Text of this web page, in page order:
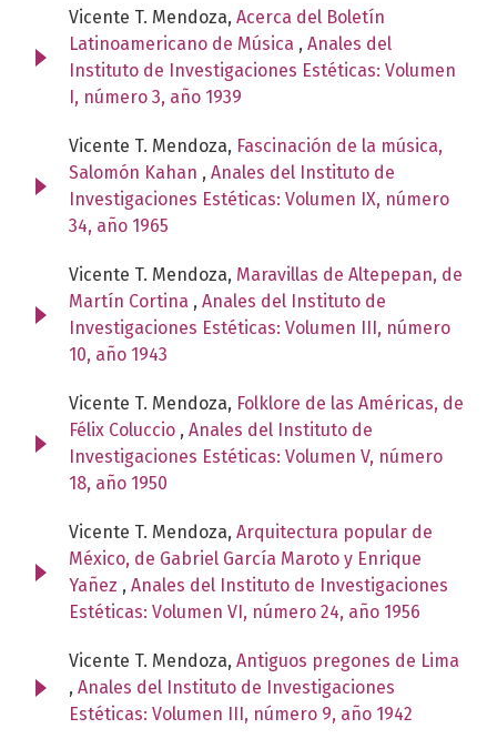
Vicente T. Mendoza, Acerca del Boletín
Latinoamericano de Música , Anales del
Instituto de Investigaciones Estéticas: Volumen
I, número 3, año 1939
Vicente T. Mendoza, Fascinación de la música,
Salomón Kahan , Anales del Instituto de
Investigaciones Estéticas: Volumen IX, número
34, año 1965
Vicente T. Mendoza, Maravillas de Altepepan, de
Martín Cortina , Anales del Instituto de
Investigaciones Estéticas: Volumen III, número
10, año 1943
Vicente T. Mendoza, Folklore de las Américas, de
Félix Coluccio , Anales del Instituto de
Investigaciones Estéticas: Volumen V, número
18, año 1950
Vicente T. Mendoza, Arquitectura popular de
México, de Gabriel García Maroto y Enrique
Yañez , Anales del Instituto de Investigaciones
Estéticas: Volumen VI, número 24, año 1956
Vicente T. Mendoza, Antiguos pregones de Lima
, Anales del Instituto de Investigaciones
Estéticas: Volumen III, número 9, año 1942